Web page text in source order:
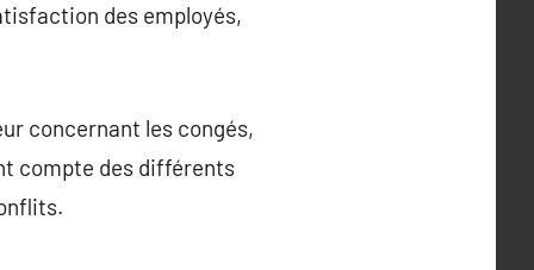
des employés,
concernant les congés,
compte des différents